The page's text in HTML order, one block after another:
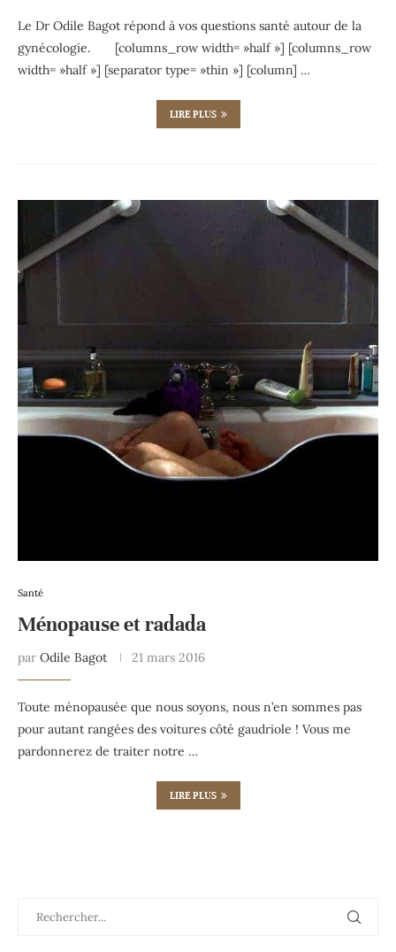
Le Dr Odile Bagot répond à vos questions santé autour de la
gynécologie. [columns_row width= »half »] [columns_row
width= »half »] [separator type= »thin »] [column] …
LIRE PLUS
Santé
Ménopause et radada
par Odile Bagot 21 mars 2016
Toute ménopausée que nous soyons, nous n’en sommes pas
pour autant rangées des voitures côté gaudriole ! Vous me
pardonnerez de traiter notre …
LIRE PLUS